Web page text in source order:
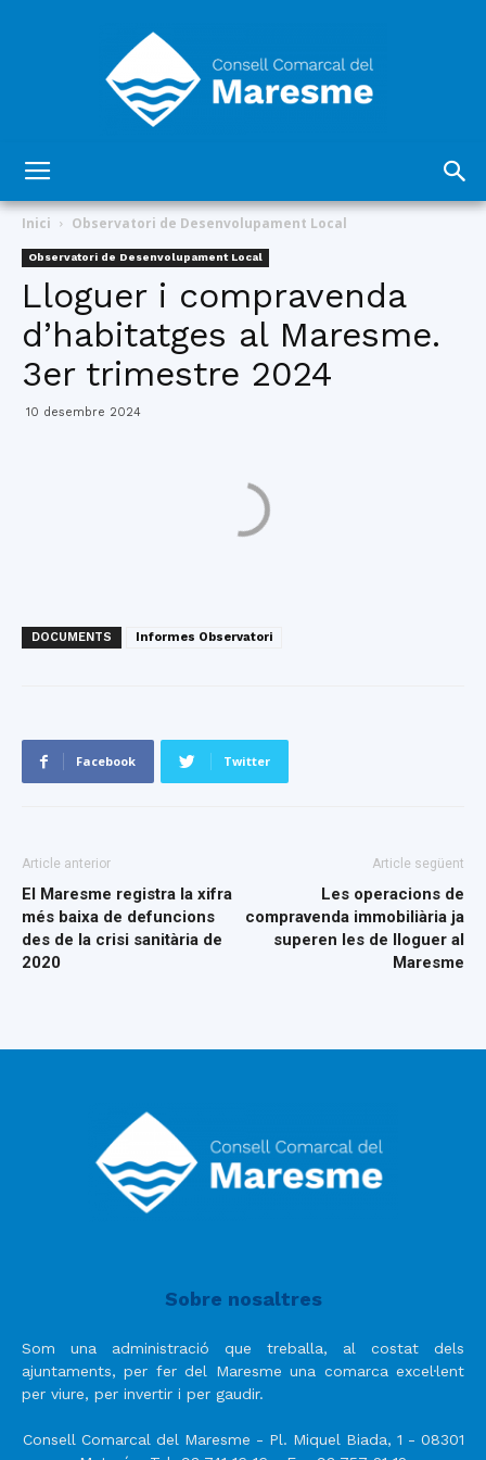
Comarcal
del
Maresme
Inici Observatori de Desenvolupament Local
Observatori de Desenvolupament Local
Lloguer i compravenda
d’habitatges al Maresme.
3er trimestre 2024
10 desembre 2024
DOCUMENTS Informes Observatori
Facebook Twitter
Article anterior
El Maresme registra la xifra
més baixa de defuncions
des de la crisi sanitària de
2020
Article següent
Les operacions de
compravenda immobiliària ja
superen les de lloguer al
Maresme
Sobre nosaltres
Som una administració que treballa, al costat dels
ajuntaments, per fer del Maresme una comarca excel·lent
per viure, per invertir i per gaudir.
Consell Comarcal del Maresme - Pl. Miquel Biada, 1 - 08301